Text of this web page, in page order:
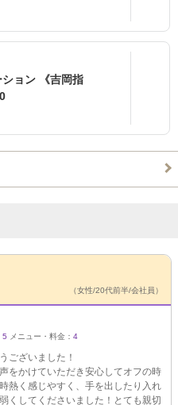
ション 《吉岡指
（女性/20代前半/会社員）
5 メニュー・料金： 4
ございました！
をかけていただき安心してオフの時
熱く感じやすく、手を出したり入れ
くしてくださいました！とても親切